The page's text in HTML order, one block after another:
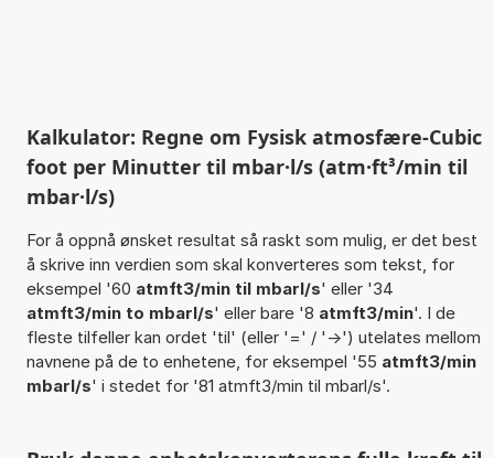
Kalkulator: Regne om Fysisk atmosfære-Cubic
foot per Minutter til mbar·l/s (atm·ft³/min til
mbar·l/s)
For å oppnå ønsket resultat så raskt som mulig, er det best
å skrive inn verdien som skal konverteres som tekst, for
eksempel '60 atmft3/min til mbarl/s' eller '34
atmft3/min to mbarl/s' eller bare '8 atmft3/min'. I de
fleste tilfeller kan ordet 'til' (eller '=' / '->') utelates mellom
navnene på de to enhetene, for eksempel '55 atmft3/min
mbarl/s' i stedet for '81 atmft3/min til mbarl/s'.